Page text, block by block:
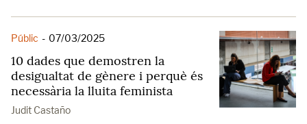
Públic - 07/03/2025
10 dades que demostren la
desigualtat de gènere i perquè és
necessària la lluita feminista
Judit Castaño